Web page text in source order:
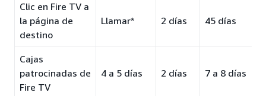
Clic en Fire TV a
la página de
destino
Llamar* 2 días 45 días
Cajas
patrocinadas de
Fire TV
4 a 5 días 2 días 7 a 8 días